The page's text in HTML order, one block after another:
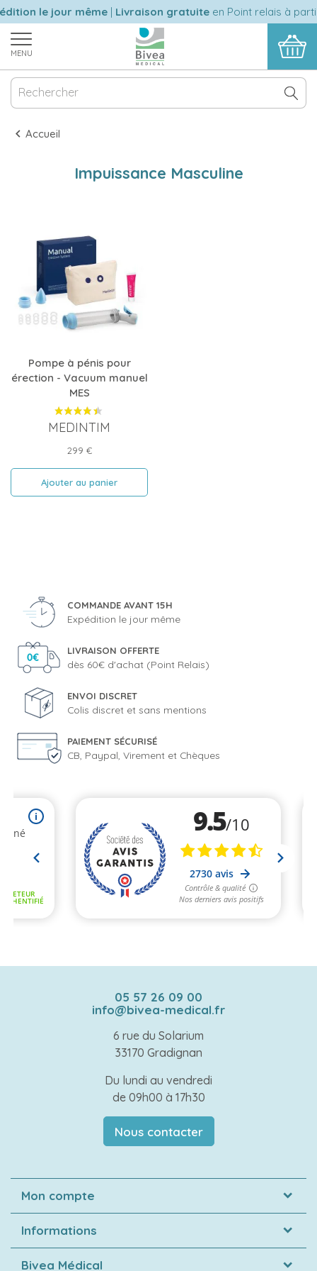
le jour même| Livraison gratuiteen Point relais à
MENU
Accueil
Impuissance Masculine
Pompe à pénis pour
érection - Vacuum manuel
MES
MEDINTIM
Prix
299 €
Ajouter au panier
COMMANDE AVANT 15H
Expédition le jour même
LIVRAISON OFFERTE
dès 60€ d'achat (Point Relais)
ENVOI DISCRET
Colis discret et sans mentions
PAIEMENT SÉCURISÉ
CB, Paypal, Virement et Chèques
05 57 26 09 00
info@bivea-medical.fr
6 rue du Solarium
33170 Gradignan
Du lundi au vendredi
de 09h00 à 17h30
Nous contacter
Mon compte
Informations
Bivea Médical